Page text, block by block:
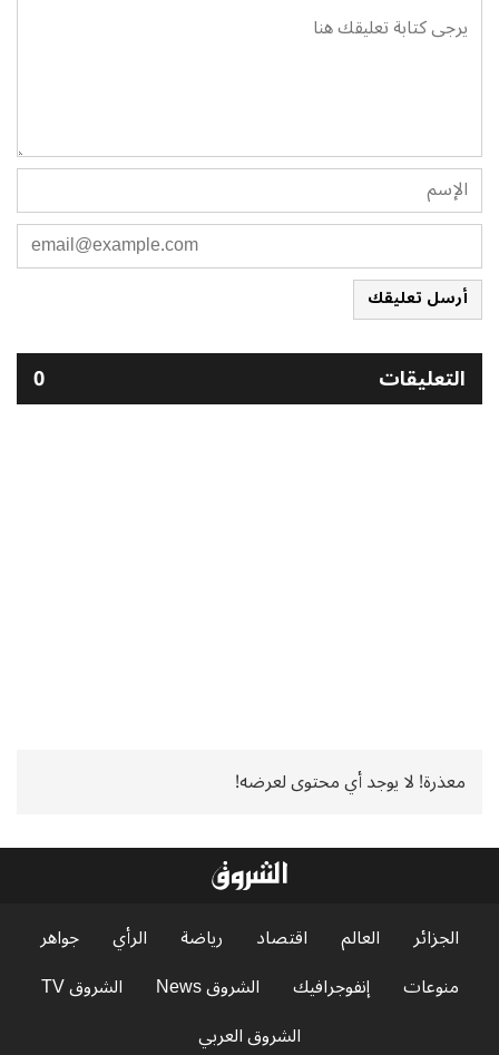
أرسل تعليقك
التعليقات 0
معذرة! لا يوجد أي محتوى لعرضه!
الجزائر العالم اقتصاد رياضة الرأي
جواهر
منوعات
إنفوجرافيك الشروق News
الشروق TV
الشروق العربي